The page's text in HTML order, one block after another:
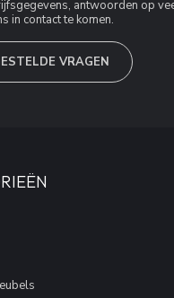
antwoorden op
in contact te komen.
VRAGEN